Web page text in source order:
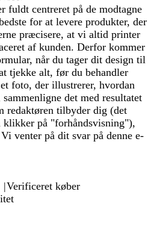
fuldt centreret på de modtagne
for at levere produkter, der
præcisere, at vi altid printer
af kunden. Derfor kommer
når du tager dit design til
tjekke alt, før du behandler
foto, der illustrerer, hvordan
det med resultatet
redaktøren tilbyder dig (det
på "forhåndsvisning"),
venter på dit svar på denne e-
|Verificeret køber